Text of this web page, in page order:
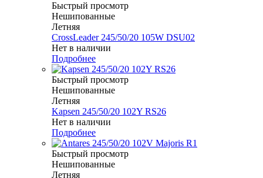
Быстрый просмотр
Нешипованные
Летняя
CrossLeader 245/50/20 105W DSU02
Нет в наличии
Подробнее
Быстрый просмотр
Нешипованные
Летняя
Kapsen 245/50/20 102Y RS26
Нет в наличии
Подробнее
Быстрый просмотр
Нешипованные
Летняя